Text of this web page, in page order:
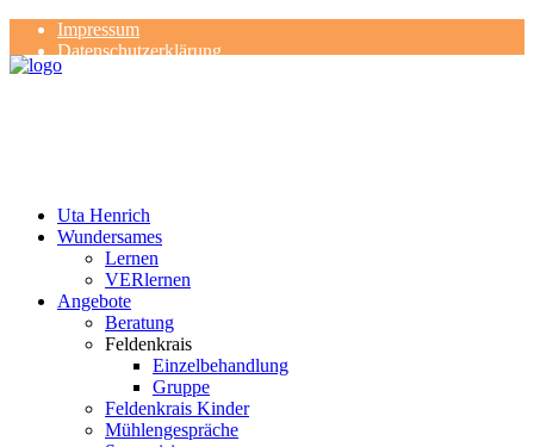
Impressum
Datenschutzerklärung
Kontakt
Uta Henrich
Wundersames
Lernen
VERlernen
Angebote
Beratung
Feldenkrais
Einzelbehandlung
Gruppe
Feldenkrais Kinder
Mühlengespräche